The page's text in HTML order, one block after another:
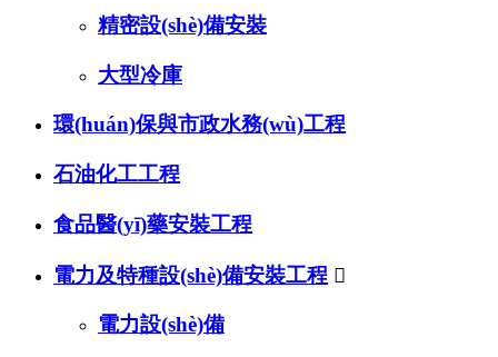
精密設(shè)備安裝
大型冷庫
環(huán)保與市政水務(wù)工程
石油化工工程
食品醫(yī)藥安裝工程
電力及特種設(shè)備安裝工程 
電力設(shè)備